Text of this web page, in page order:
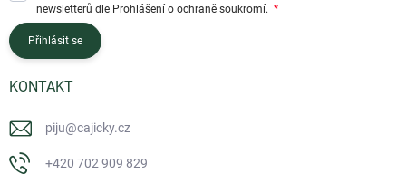
newsletterů dle Prohlášení o ochraně soukromí.
Přihlásit se
KONTAKT
piju@cajicky.cz
+420 702 909 829